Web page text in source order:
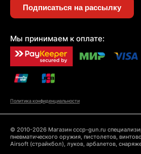
Подписаться на рассылку
Мы принимаем к оплате:
Политика конфиденциальности
© 2010-2026 Магазин cccp-gun.ru
пневматического оружия, пистолетов,
Airsoft (страйкбол), луков, арбалетов,